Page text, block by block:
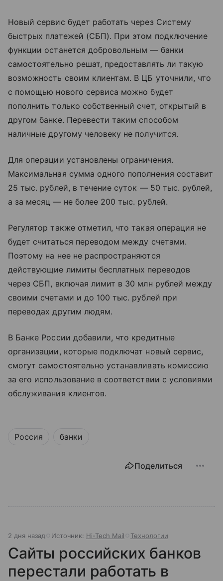
Новый сервис будет работать через Систему
быстрых платежей (СБП). При этом подключение
функции останется добровольным — банки
самостоятельно решат, предоставлять ли такую
возможность своим клиентам. В ЦБ уточнили, что
с помощью нового сервиса можно будет
пополнить только собственный счет, открытый в
другом банке. Перевести таким способом
наличные другому человеку не получится.
Для операции установлены ограничения.
Максимальная сумма одного пополнения составит
25 тыс. рублей, в течение суток — 50 тыс. рублей,
а за месяц — не более 200 тыс. рублей.
Регулятор также отметил, что такая операция не
будет считаться переводом между счетами.
Поэтому на нее не распространяются
действующие лимиты бесплатных переводов
через СБП, включая лимит в 30 млн рублей между
своими счетами и до 100 тыс. рублей при
переводах другим людям.
В Банке России добавили, что кредитные
организации, которые подключат новый сервис,
смогут самостоятельно устанавливать комиссию
за его использование в соответствии с условиями
обслуживания клиентов.
Россия банки
Поделиться
2 дня назад Источник: Hi-Tech Mail Технологии
Сайты российских банков
перестали работать в